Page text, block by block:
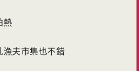
熱
夫市集也不錯